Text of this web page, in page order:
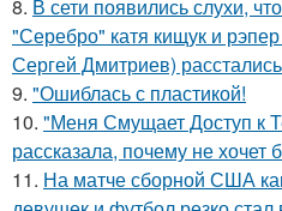
8. В сети появились слухи,
"Серебро" катя кищук и
Сергей Дмитриев)
9. "Ошиблась с пластикой!
10. "Меня Смущает Доступ к
рассказала, почему не хочет
11. На матче сборной США